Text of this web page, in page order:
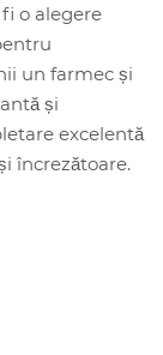
o alegere
un farmec și
și
excelentă
încrezătoare.